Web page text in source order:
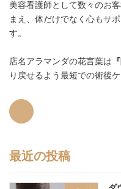
美容看護師として数々のお
まえ、体だけでなく心もサ
す。
店名アラマンダの花言葉は
り戻せるよう最短での術後
最近の投稿